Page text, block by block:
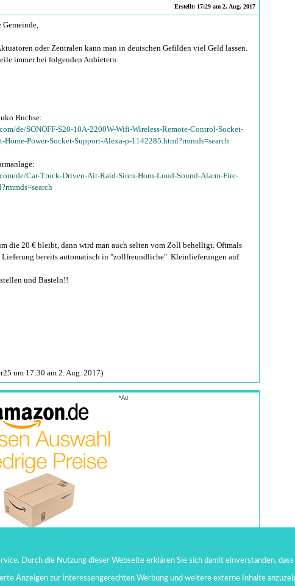
Erstellt: 17:29 am 2. Aug. 2017
Gemeinde,
oder Zentralen kann man in deutschen Gefilden viel Geld lassen.
immer bei folgenden Anbietern:
Buchse:
de/SONOFF-S20-10A-2200W-Wifi-Wireless-Remote-Control-Socket-
Home-Power-Socket-Support-Alexa-p-1142285.html?rmmds=search
de/Car-Truck-Driven-Air-Raid-Siren-Horn-Loud-Sound-Alarm-Fire-
die 20 € bleibt, dann wird man auch selten vom Zoll behelligt. Oftmals
Lieferung bereits automatisch in "zollfreundliche" Kleinlieferungen auf.
und Basteln!!
um 17:30 am 2. Aug. 2017)
*Ad
Durch die Nutzung dieser Webseite erklären Sie sich damit einverstanden,
Anzeigen zur interessengerechten Werbung und weitere externe Inhalte